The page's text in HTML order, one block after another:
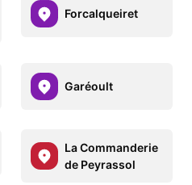
Forcalqueiret
Garéoult
La Commanderie
de Peyrassol